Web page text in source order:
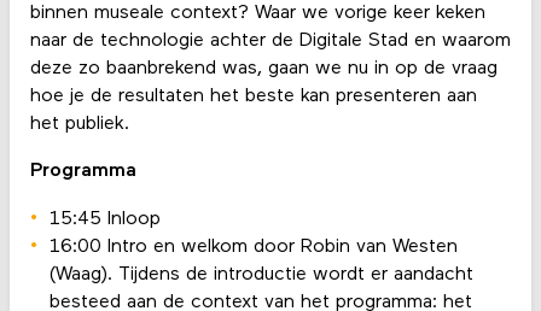
binnen museale context? Waar we vorige keer keken
naar de technologie achter de Digitale Stad en waarom
deze zo baanbrekend was, gaan we nu in op de vraag
hoe je de resultaten het beste kan presenteren aan
het publiek.
Programma
15:45 Inloop
16:00 Intro en welkom door Robin van Westen
(Waag). Tijdens de introductie wordt er aandacht
besteed aan de context van het programma: het